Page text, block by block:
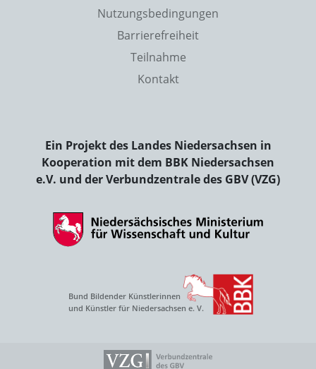
Nutzungsbedingungen
Barrierefreiheit
Teilnahme
Kontakt
Ein Projekt des Landes Niedersachsen in
Kooperation mit dem BBK Niedersachsen
e.V. und der Verbundzentrale des GBV (VZG)
Bund Bildender Künstlerinnen
und Künstler für Niedersachsen e. V.